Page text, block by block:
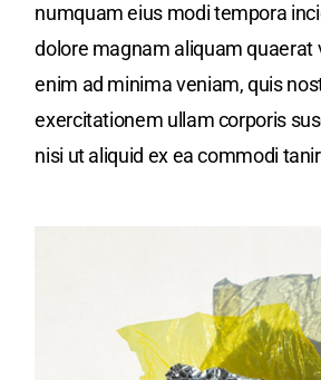
numquam eius modi tempora
dolore magnam aliquam quaerat
enim ad minima veniam, quis
exercitationem ullam corporis
nisi ut aliquid ex ea commodi